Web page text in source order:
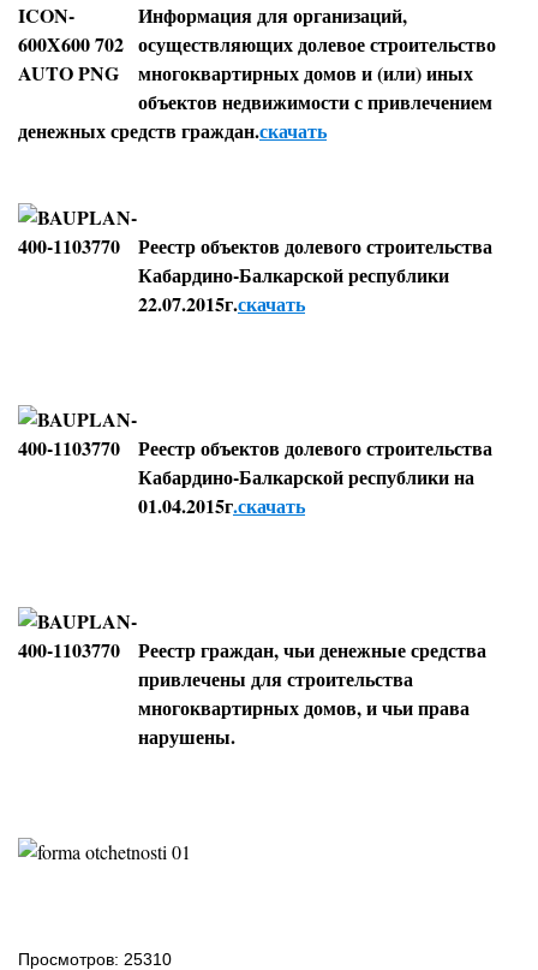
Информация для организаций,
осуществляющих долевое строительство
многоквартирных домов и (или) иных
объектов недвижимости с привлечением
денежных средств граждан.скачать
Реестр объектов долевого строительства
Кабардино-Балкарской республики
22.07.2015г.скачать
Реестр объектов долевого строительства
Кабардино-Балкарской республики на
01.04.2015г.скачать
Реестр граждан, чьи денежные средства
привлечены для строительства
многоквартирных домов, и чьи права
нарушены.
Просмотров: 25310